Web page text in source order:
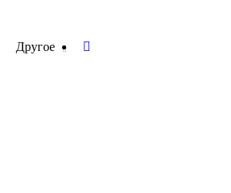
Другое